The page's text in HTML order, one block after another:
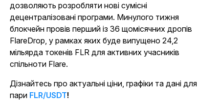
дозволяють розробляти нові сумісні
децентралізовані програми. Минулого тижня
блокчейн провів перший із 36 щомісячних дропів
FlareDrop, у рамках яких буде випущено 24,2
мільярда токенів FLR для активних учасників
спільноти Flare.
Дізнайтесь про актуальні ціни, графіки та дані для
пари FLR/USDT!